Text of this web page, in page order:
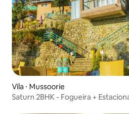
Vila ⋅ Mussoorie
Saturn 2BHK - Fogueira +